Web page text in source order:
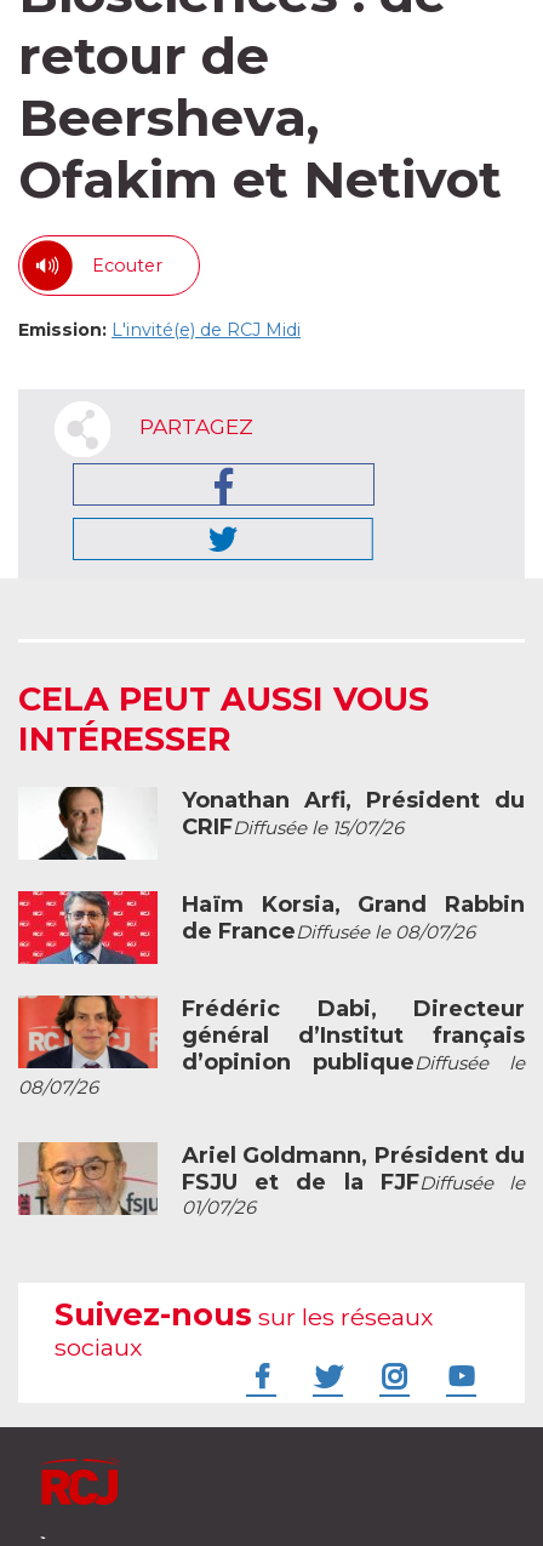
retour de
Beersheva,
Ofakim et Netivot
Ecouter
Emission: L'invité(e) de RCJ Midi
PARTAGEZ
CELA PEUT AUSSI VOUS
INTÉRESSER
Yonathan Arfi, Président du
CRIFDiffusée le 15/07/26
Haïm Korsia, Grand Rabbin
de FranceDiffusée le 08/07/26
Frédéric Dabi, Directeur
général d’Institut français
d’opinion publiqueDiffusée le
08/07/26
Ariel Goldmann, Président du
FSJU et de la FJFDiffusée le
01/07/26
Suivez-nous sur les réseaux
sociaux